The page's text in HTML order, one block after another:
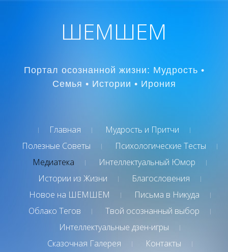
ШЕМШЕМ
Портал осознанной жизни: Мудрость •
Семья • Истории • Ирония
Главная
Мудрость и Притчи
Полезные Советы
Психологические Тесты
Медиатека
Интеллектуальный Юмор
Истории из Жизни
Благословения
Новое на ШЕМШЕМ
Письма в Никуда
Облако Тегов
Твой осознанный выбор
Интеллектуальные дзен-игры
Сказочная Галерея
Контакты